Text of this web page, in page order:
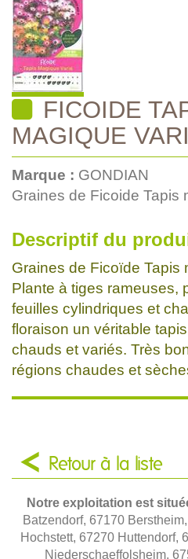
FICOIDE
MAGIQUE
Marque : GONDIAN
Graines de Ficoide Tapis
Descriptif du
Graines de Ficoïde Tapis
Plante à tiges rameuses,
feuilles cylindriques et
floraison un véritable
chauds et variés. Très
régions chaudes et
Retour à la liste
Notre exploitation est
Batzendorf, 67170
Hochstett, 67270 Huttendorf,
Niederschaeffolsheim,